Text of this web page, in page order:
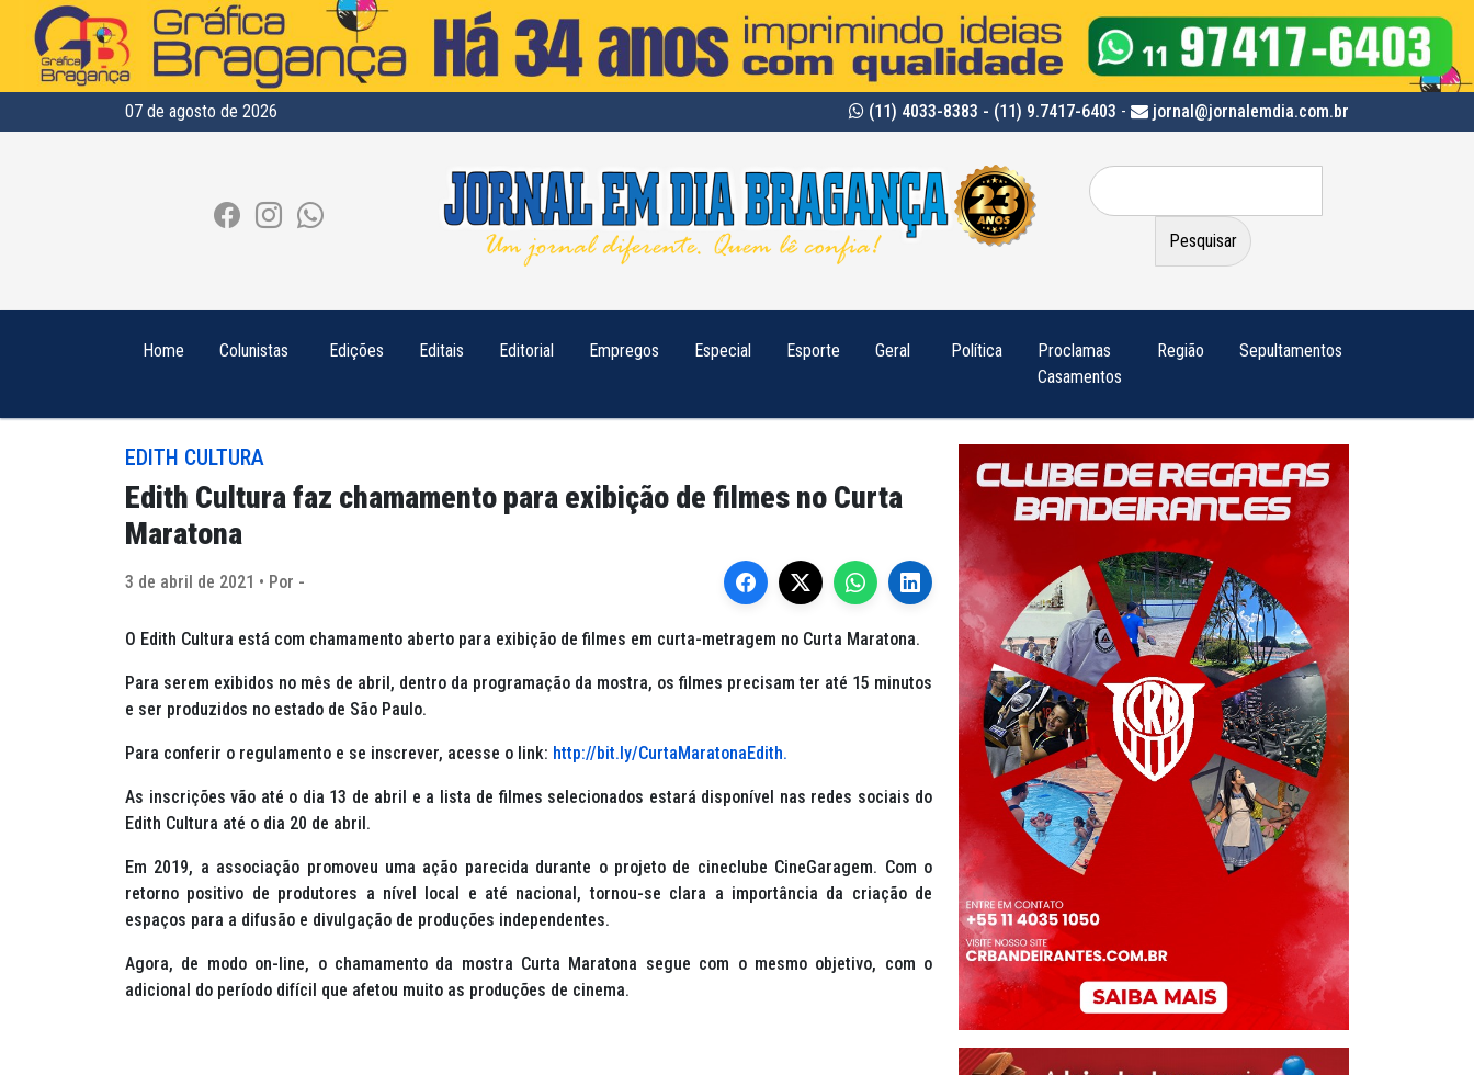
07 de agosto de 2026 (11) 4033-8383 - (11) 9.7417-6403 - jornal@jornalemdia.com.br
Pesquisar
por:
Home Colunistas Edições Editais Editorial Empregos Especial Esporte Geral Política
Proclamas
Casamentos
Região Sepultamentos
EDITH CULTURA
Edith Cultura faz chamamento para exibição de filmes no Curta
Maratona
3 de abril de 2021 • Por -
O Edith Cultura está com chamamento aberto para exibição de filmes em curta-metragem no Curta Maratona.
Para serem exibidos no mês de abril, dentro da programação da mostra, os filmes precisam ter até 15 minutos
e ser produzidos no estado de São Paulo.
Para conferir o regulamento e se inscrever, acesse o link: http://bit.ly/CurtaMaratonaEdith.
As inscrições vão até o dia 13 de abril e a lista de filmes selecionados estará disponível nas redes sociais do
Edith Cultura até o dia 20 de abril.
Em 2019, a associação promoveu uma ação parecida durante o projeto de cineclube CineGaragem. Com o
retorno positivo de produtores a nível local e até nacional, tornou-se clara a importância da criação de
espaços para a difusão e divulgação de produções independentes.
Agora, de modo on-line, o chamamento da mostra Curta Maratona segue com o mesmo objetivo, com o
adicional do período difícil que afetou muito as produções de cinema.